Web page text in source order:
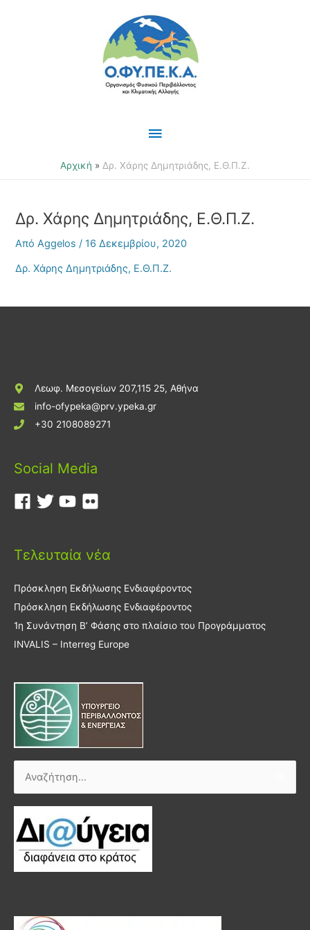
Κύριο
Μενού
Αρχική Δρ. Χάρης Δημητριάδης, Ε.Θ.Π.Ζ.
Δρ. Χάρης Δημητριάδης, Ε.Θ.Π.Ζ.
ΑπόAggelos/16 Δεκεμβρίου, 2020
Δρ. Χάρης Δημητριάδης, Ε.Θ.Π.Ζ.
Λεωφ. Μεσογείων 207,115 25, Αθήνα
info-ofypeka@prv.ypeka.gr
+30 2108089271
Social Media
Τελευταία νέα
Πρόσκληση Εκδήλωσης Ενδιαφέροντος
Πρόσκληση Εκδήλωσης Ενδιαφέροντος
1η Συνάντηση Β’ Φάσης στο πλαίσιο του Προγράμματος
INVALIS – Interreg Europe
Αναζήτηση